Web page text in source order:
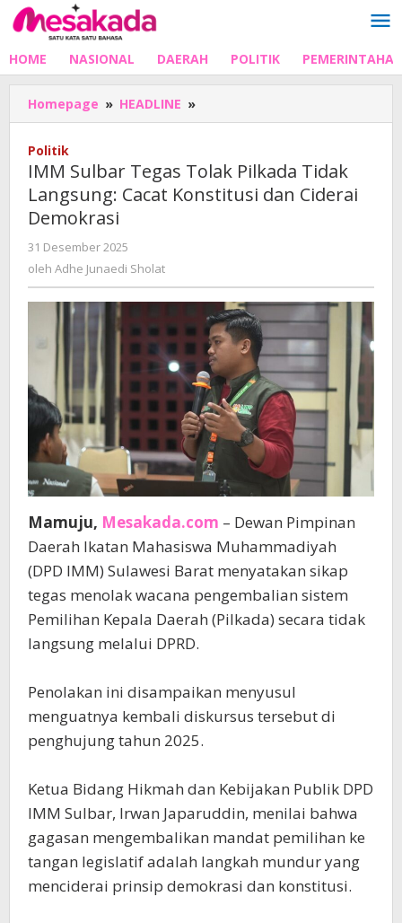
Lewati
ke
HOME NASIONAL DAERAH POLITIK
Homepage » HEADLINE »
Sulbar
Pilkada
Tidak
Ciderai
Demokrasi
Politik
‎IMM Sulbar Tegas Tolak Pilkada Tidak
Langsung: Cacat Konstitusi dan Ciderai
Demokrasi
31 Desember 2025
Adhe
oleh Adhe Junaedi Sholat
Mamuju, Mesakada.com – Dewan Pimpinan
Daerah Ikatan Mahasiswa Muhammadiyah
(DPD IMM) Sulawesi Barat menyatakan sikap
tegas menolak wacana pengembalian sistem
Pemilihan Kepala Daerah (Pilkada) secara tidak
langsung melalui DPRD.
‎Penolakan ini disampaikan menyusul
menguatnya kembali diskursus tersebut di
penghujung tahun 2025.
‎​Ketua Bidang Hikmah dan Kebijakan Publik DPD
IMM Sulbar, Irwan Japaruddin, menilai bahwa
gagasan mengembalikan mandat pemilihan ke
tangan legislatif adalah langkah mundur yang
menciderai prinsip demokrasi dan konstitusi.